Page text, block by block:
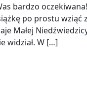
bardzo
po prostu
Małej
widział. W […]